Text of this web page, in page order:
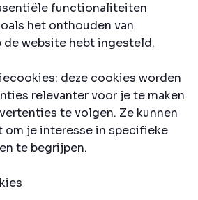
functionaliteiten
het onthouden van
de website hebt ingesteld.
deze cookies worden
relevanter voor je te maken
te volgen. Ze kunnen
om je interesse in specifieke
te begrijpen.